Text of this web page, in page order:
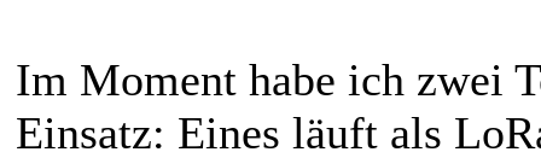
Im Moment habe ich zwei
Einsatz: Eines läuft als